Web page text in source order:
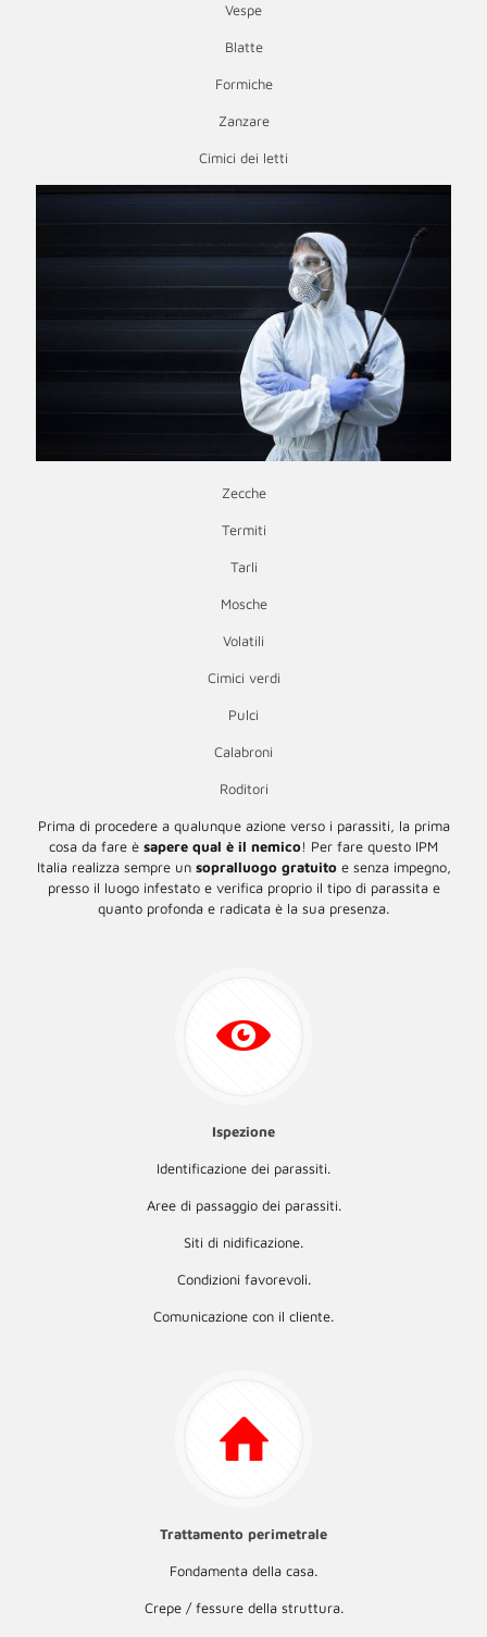
Vespe
Blatte
Formiche
Zanzare
Cimici dei letti
Zecche
Termiti
Tarli
Mosche
Volatili
Cimici verdi
Pulci
Calabroni
Roditori
Prima di procedere a qualunque azione verso i parassiti, la prima
cosa da fare è sapere qual è il nemico! Per fare questo IPM
Italia realizza sempre un sopralluogo gratuitoe senza impegno,
presso il luogo infestato e verifica proprio il tipo di parassita e
quanto profonda e radicata è la sua presenza.
Ispezione
Identificazione dei parassiti.
Aree di passaggio dei parassiti.
Siti di nidificazione.
Condizioni favorevoli.
Comunicazione con il cliente.
Trattamento perimetrale
Fondamenta della casa.
Crepe / fessure della struttura.